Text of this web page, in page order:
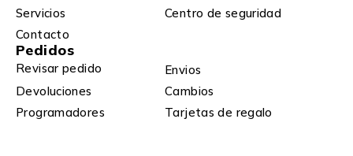
Servicios
Centro de seguridad
Contacto
Pedidos
Revisar pedido
Envios
Devoluciones
Cambios
Programadores
Tarjetas de regalo